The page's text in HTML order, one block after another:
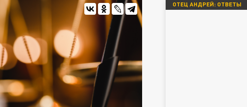
ОТЕЦ АНДРЕЙ: ОТВЕТЫ